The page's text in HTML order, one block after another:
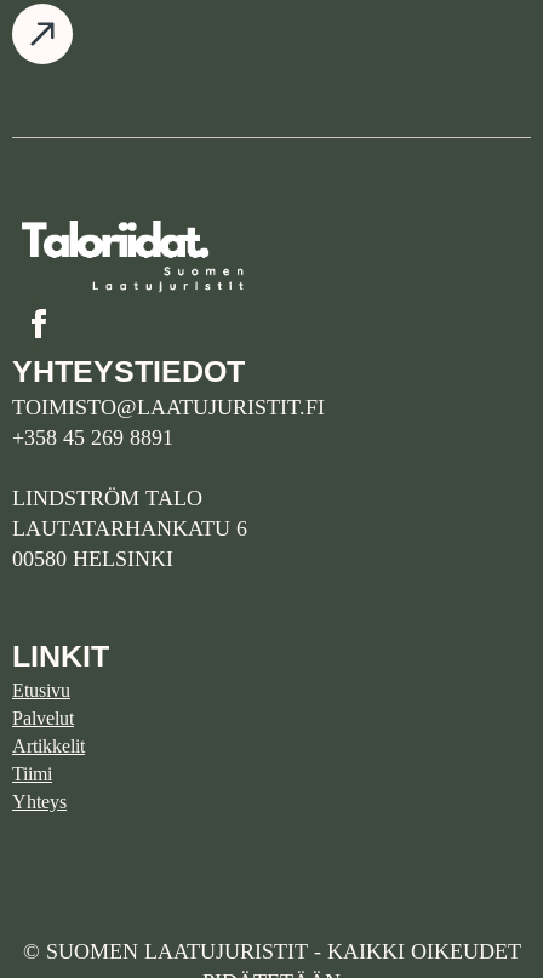
YHTEYSTIEDOT
TOIMISTO@LAATUJURISTIT.FI
+358 45 269 8891
LINDSTRÖM TALO
LAUTATARHANKATU 6
00580 HELSINKI
LINKIT
Etusivu
Palvelut
Artikkelit
Tiimi
Yhteys
© SUOMEN LAATUJURISTIT - KAIKKI OIKEUDET